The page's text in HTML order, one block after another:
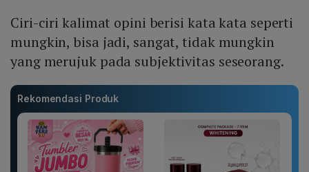
Ciri-ciri kalimat opini berisi kata kata seperti
mungkin, bisa jadi, sangat, tidak mungkin
yang merujuk pada subjektivitas seseorang.
Rekomendasi Produk